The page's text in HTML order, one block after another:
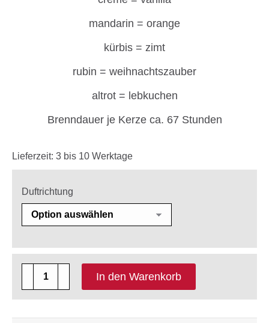
mandarin = orange
kürbis = zimt
rubin = weihnachtszauber
altrot = lebkuchen
Brenndauer je Kerze ca. 67 Stunden
Lieferzeit: 3 bis 10 Werktage
Duftrichtung
x
In den Warenkorb